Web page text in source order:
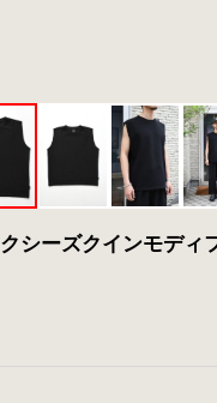
ーズクインモディ